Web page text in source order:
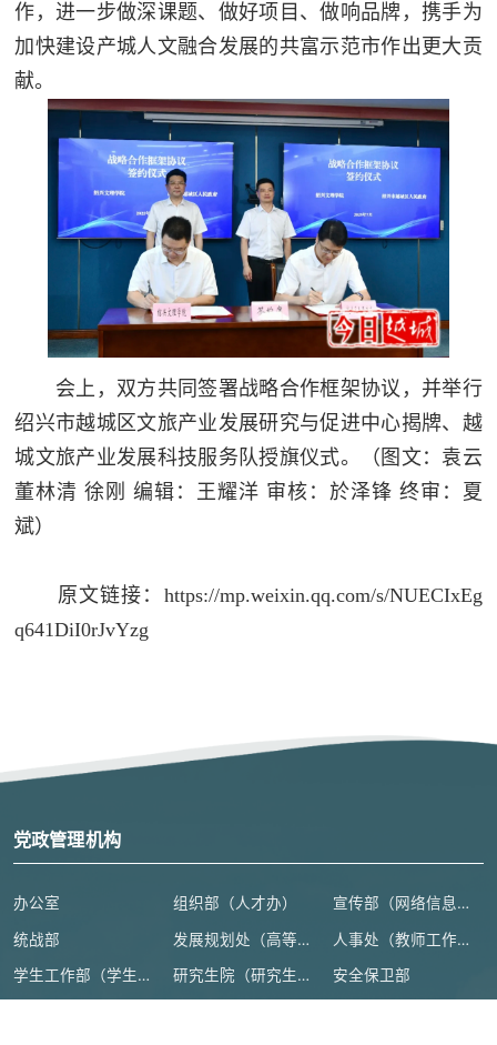
作，进一步做深课题、做好项目、做响品牌，携手为
加快建设产城人文融合发展的共富示范市作出更大贡
献。
会上，双方共同签署战略合作框架协议，并举行
绍兴市越城区文旅产业发展研究与促进中心揭牌、越
城文旅产业发展科技服务队授旗仪式。
（图文：袁云
董林清 徐刚 编辑：王耀洋 审核：於泽锋 终审：夏
斌）
原文链接：https://mp.weixin.qq.com/s/NUECIxEg
q641DiI0rJvYzg
党政管理机构
办公室 组织部（人才办） 宣传部（网络信息安全管理与新闻中心）
统战部
学生工作部（学生处、人武部） 研究生院（研究生工作部、学科建设办公室） 安全保卫部